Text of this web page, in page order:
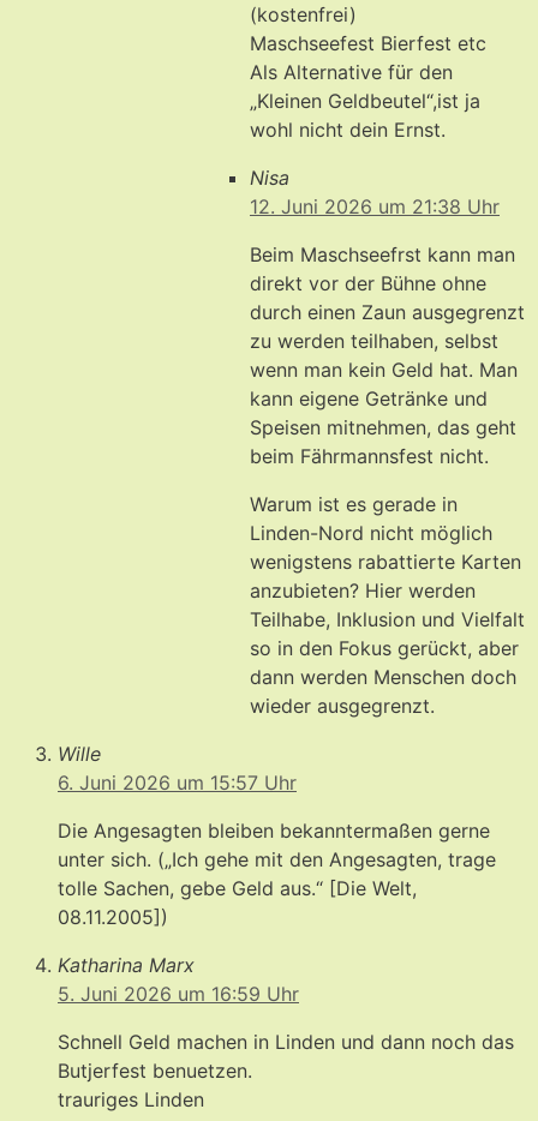
(kostenfrei)
Maschseefest Bierfest etc
Als Alternative für den
„Kleinen Geldbeutel“,ist ja
wohl nicht dein Ernst.
Nisa
12. Juni 2026 um 21:38 Uhr
Beim Maschseefrst kann man
direkt vor der Bühne ohne
durch einen Zaun ausgegrenzt
zu werden teilhaben, selbst
wenn man kein Geld hat. Man
kann eigene Getränke und
Speisen mitnehmen, das geht
beim Fährmannsfest nicht.
Warum ist es gerade in
Linden-Nord nicht möglich
wenigstens rabattierte Karten
anzubieten? Hier werden
Teilhabe, Inklusion und Vielfalt
so in den Fokus gerückt, aber
dann werden Menschen doch
wieder ausgegrenzt.
Wille
6. Juni 2026 um 15:57 Uhr
Die Angesagten bleiben bekanntermaßen gerne
unter sich. („Ich gehe mit den Angesagten, trage
tolle Sachen, gebe Geld aus.“ [Die Welt,
08.11.2005])
Katharina Marx
5. Juni 2026 um 16:59 Uhr
Schnell Geld machen in Linden und dann noch das
Butjerfest benuetzen.
trauriges Linden